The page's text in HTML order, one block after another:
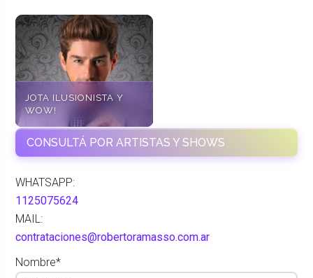
JOTA ILUSIONISTA Y
WOW!
CONSULTÁ POR ARTISTAS Y SHOWS
WHATSAPP:
1125075624
MAIL:
contrataciones@robertoramasso.com.ar
Nombre*